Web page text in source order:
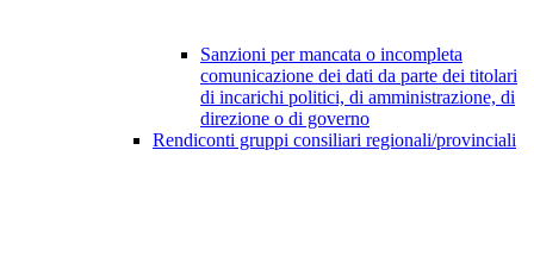
Sanzioni per mancata o incompleta
comunicazione dei dati da parte dei titolari
di incarichi politici, di amministrazione, di
direzione o di governo
Rendiconti gruppi consiliari regionali/provinciali